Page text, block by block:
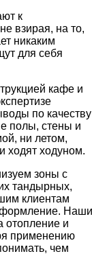
к
взирая, на то,
никаким
для себя
кафе и
по качеству
полы, стены и
ни летом,
ходят ходуном.
зоны с
тандырных,
клиентам
Наши
отопление и
применению
чем